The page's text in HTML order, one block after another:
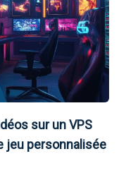
sur un VPS
jeu personnalisée